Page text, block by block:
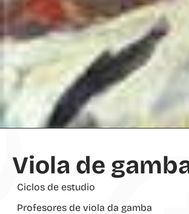
Viola de
Ciclos de estudio
Profesores de viola da gamba